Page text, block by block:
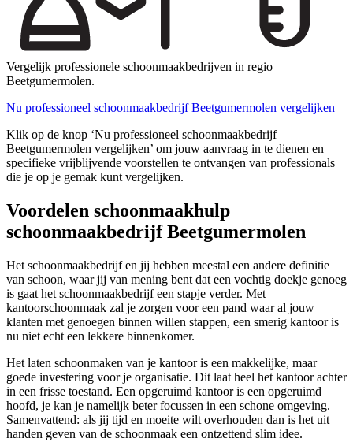
Vergelijk professionele schoonmaakbedrijven in regio
Beetgumermolen.
Nu professioneel schoonmaakbedrijf Beetgumermolen vergelijken
Klik op de knop ‘Nu professioneel schoonmaakbedrijf
Beetgumermolen vergelijken’ om jouw aanvraag in te dienen en
specifieke vrijblijvende voorstellen te ontvangen van professionals
die je op je gemak kunt vergelijken.
Voordelen schoonmaakhulp
schoonmaakbedrijf Beetgumermolen
Het schoonmaakbedrijf en jij hebben meestal een andere definitie
van schoon, waar jij van mening bent dat een vochtig doekje genoeg
is gaat het schoonmaakbedrijf een stapje verder. Met
kantoorschoonmaak zal je zorgen voor een pand waar al jouw
klanten met genoegen binnen willen stappen, een smerig kantoor is
nu niet echt een lekkere binnenkomer.
Het laten schoonmaken van je kantoor is een makkelijke, maar
goede investering voor je organisatie. Dit laat heel het kantoor achter
in een frisse toestand. Een opgeruimd kantoor is een opgeruimd
hoofd, je kan je namelijk beter focussen in een schone omgeving.
Samenvattend: als jij tijd en moeite wilt overhouden dan is het uit
handen geven van de schoonmaak een ontzettend slim idee.